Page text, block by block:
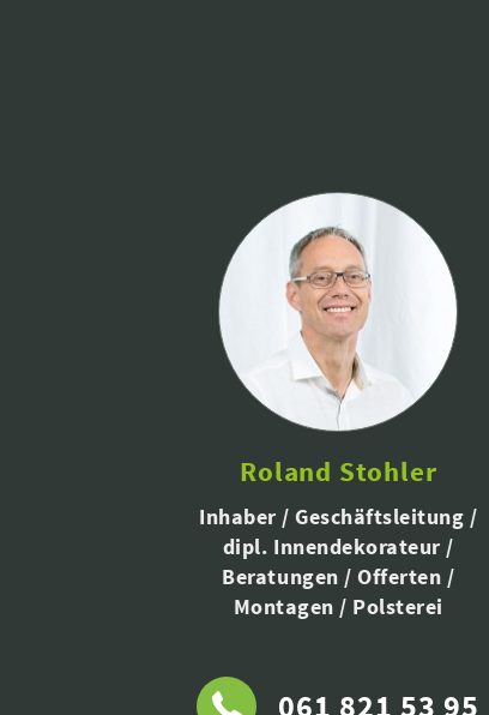
Roland Stohler
Inhaber / Geschäftsleitung /
dipl. Innendekorateur /
Beratungen / Offerten /
Montagen / Polsterei
061 821 53 95